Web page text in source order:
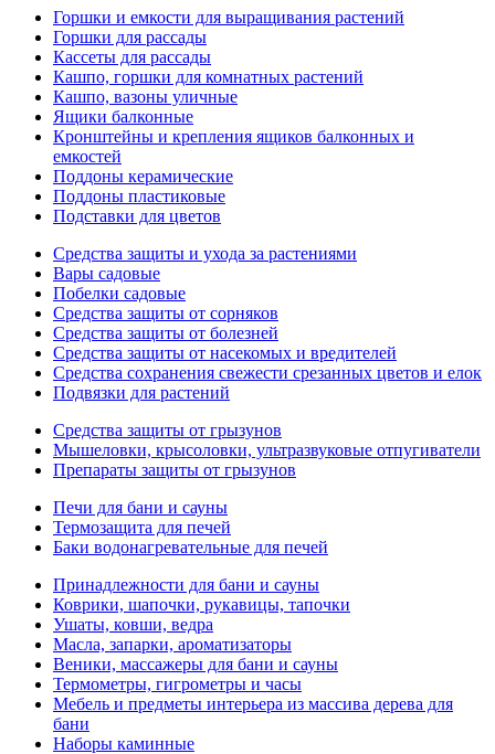
Горшки и емкости для выращивания растений
Горшки для рассады
Кассеты для рассады
Кашпо, горшки для комнатных растений
Кашпо, вазоны уличные
Ящики балконные
Кронштейны и крепления ящиков балконных и
емкостей
Поддоны керамические
Поддоны пластиковые
Подставки для цветов
Средства защиты и ухода за растениями
Вары садовые
Побелки садовые
Средства защиты от сорняков
Средства защиты от болезней
Средства защиты от насекомых и вредителей
Средства сохранения свежести срезанных цветов и елок
Подвязки для растений
Средства защиты от грызунов
Мышеловки, крысоловки, ультразвуковые отпугиватели
Препараты защиты от грызунов
Печи для бани и сауны
Термозащита для печей
Баки водонагревательные для печей
Принадлежности для бани и сауны
Коврики, шапочки, рукавицы, тапочки
Ушаты, ковши, ведра
Масла, запарки, ароматизаторы
Веники, массажеры для бани и сауны
Термометры, гигрометры и часы
Мебель и предметы интерьера из массива дерева для
бани
Наборы каминные